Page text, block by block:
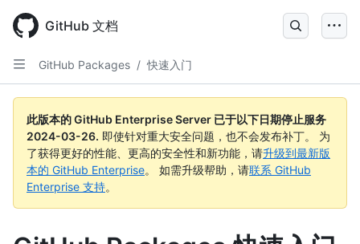
main
content
GitHub 文档
GitHub Packages / 快速入门
此版本的 GitHub Enterprise Server 已于以下日期停止服务
2024-03-26. 即使针对重大安全问题，也不会发布补丁。 为
了获得更好的性能、更高的安全性和新功能，请升级到最新版
本的 GitHub Enterprise。 如需升级帮助，请联系 GitHub
Enterprise 支持。